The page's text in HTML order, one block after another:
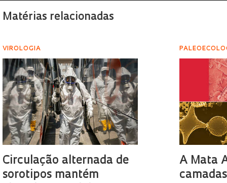
Matérias relacionadas
VIROLOGIA
Circulação alternada de
sorotipos mantém
A Mata
camadas